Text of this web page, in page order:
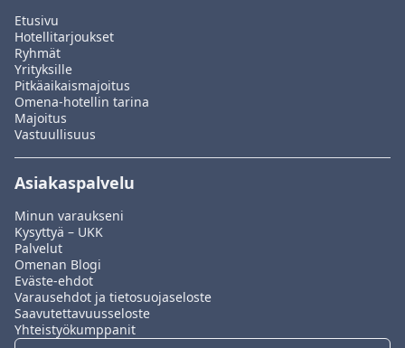
Etusivu
Hotellitarjoukset
Ryhmät
Yrityksille
Pitkäaikaismajoitus
Omena-hotellin tarina
Majoitus
Vastuullisuus
Asiakaspalvelu
Minun varaukseni
Kysyttyä – UKK
Palvelut
Omenan Blogi
Eväste-ehdot
Varausehdot ja tietosuojaseloste
Saavutettavuusseloste
Yhteistyökumppanit